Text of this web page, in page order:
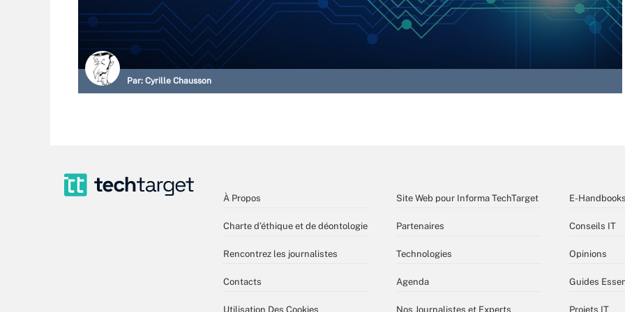
Par: Cyrille Chausson
À Propos
Charte d’éthique et de déontologie
Rencontrez les journalistes
Contacts
Utilisation Des Cookies
Site Web pour Informa TechTarget
Partenaires
Technologies
Agenda
Nos Journalistes et Experts
E-Handbooks
Conseils IT
Opinions
Guides
Projets IT